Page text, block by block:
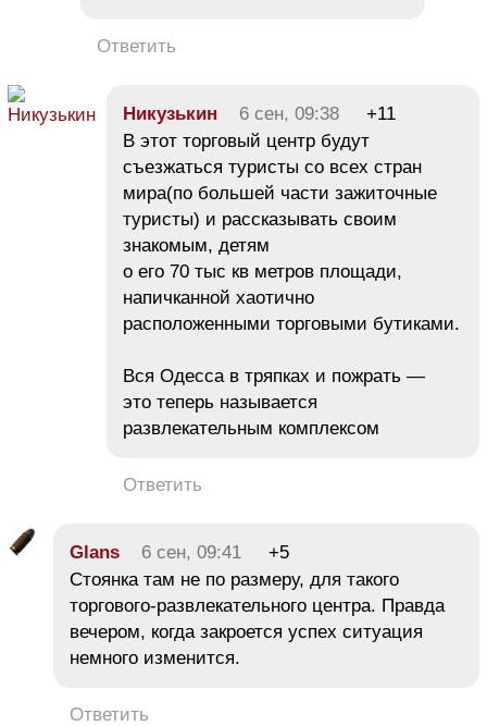
Ответить
Никузькин 6 сен, 09:38
+11
В этот торговый центр будут
съезжаться туристы со всех стран
мира(по большей части зажиточные
туристы) и рассказывать своим
знакомым, детям
о его 70 тыс кв метров площади,
напичканной хаотично
расположенными торговыми бутиками.
Вся Одесса в тряпках и пожрать —
это теперь называется
развлекательным комплексом
Ответить
Glans 6 сен, 09:41
+5
Стоянка там не по размеру, для такого
торгового-развлекательного центра. Правда
вечером, когда закроется успех ситуация
немного изменится.
Ответить